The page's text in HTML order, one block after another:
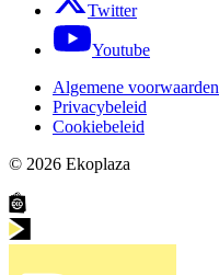
Twitter
Youtube
Algemene voorwaarden
Privacybeleid
Cookiebeleid
© 2026 Ekoplaza